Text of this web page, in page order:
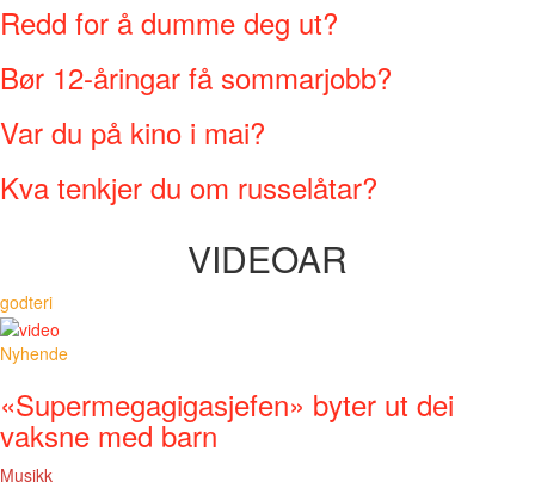
Redd for å dumme deg ut?
Bør 12-åringar få sommarjobb?
Var du på kino i mai?
Kva tenkjer du om russelåtar?
VIDEOAR
godteri
Nyhende
«Supermegagigasjefen» byter ut dei
vaksne med barn
Musikk